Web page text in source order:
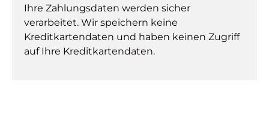
Ihre Zahlungsdaten werden sicher
verarbeitet. Wir speichern keine
Kreditkartendaten und haben keinen Zugriff
auf Ihre Kreditkartendaten.